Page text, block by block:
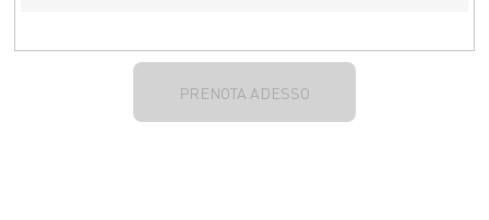
PRENOTA ADESSO